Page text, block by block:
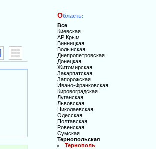
Область:
Все
Киевская
АР Крым
Винницкая
Волынская
Днепропетровская
Донецкая
Житомирская
Закарпатская
Запорожская
Ивано-Франковская
Кировоградская
Луганская
Львовская
Николаевская
Одесская
Полтавская
Ровенская
Сумская
Тернопольская
Тернополь